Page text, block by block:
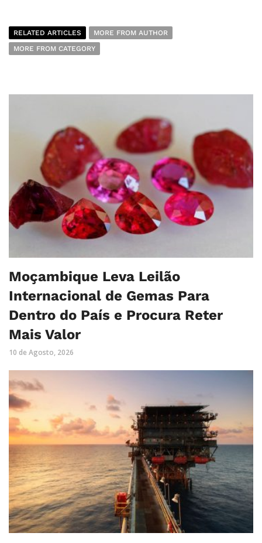
RELATED ARTICLES
MORE FROM AUTHOR
MORE FROM CATEGORY
Moçambique Leva Leilão
Internacional de Gemas Para
Dentro do País e Procura Reter
Mais Valor
10 de Agosto, 2026